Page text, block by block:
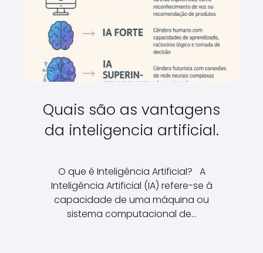
Quais são as vantagens
da inteligencia artificial.
O que é Inteligência Artificial? A
Inteligência Artificial (IA) refere-se à
capacidade de uma máquina ou
sistema computacional de…